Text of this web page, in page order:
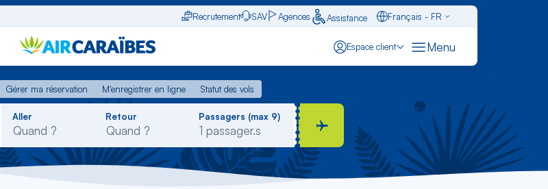
Recrutement SAV Agences Assistance
Français - FR
Espace client Menu
Gérer ma réservation M'enregistrer en ligne
Statut des vols
Gérer ma réservation M'enregistrer en ligne Statut des vols
Rechercher
dans
liste
Aller Retour Passagers (max 9)